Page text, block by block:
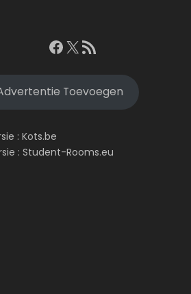
Facebook
X RSS feed
Toevoegen
: Kots.be
: Student-Rooms.eu